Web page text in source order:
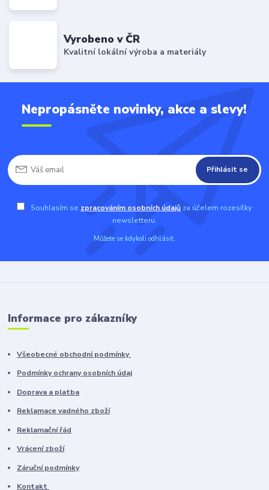
Vyrobeno v ČR
Kvalitní lokální výroba a materiály
Nepropásněte novinky, akce a slevy!
Přihlásit se
Souhlasím se zpracováním osobních údajů za účelem rozesílky
newsletteru.
Můžete se kdykoli odhlásit.
Informace pro zákazníky
Všeobecné obchodní podmínky
Podmínky ochrany osobních údaj
Doprava a platba
Reklamace vadného zboží
Reklamační řád
Vrácení zboží
Záruční podmínky
Kontakt